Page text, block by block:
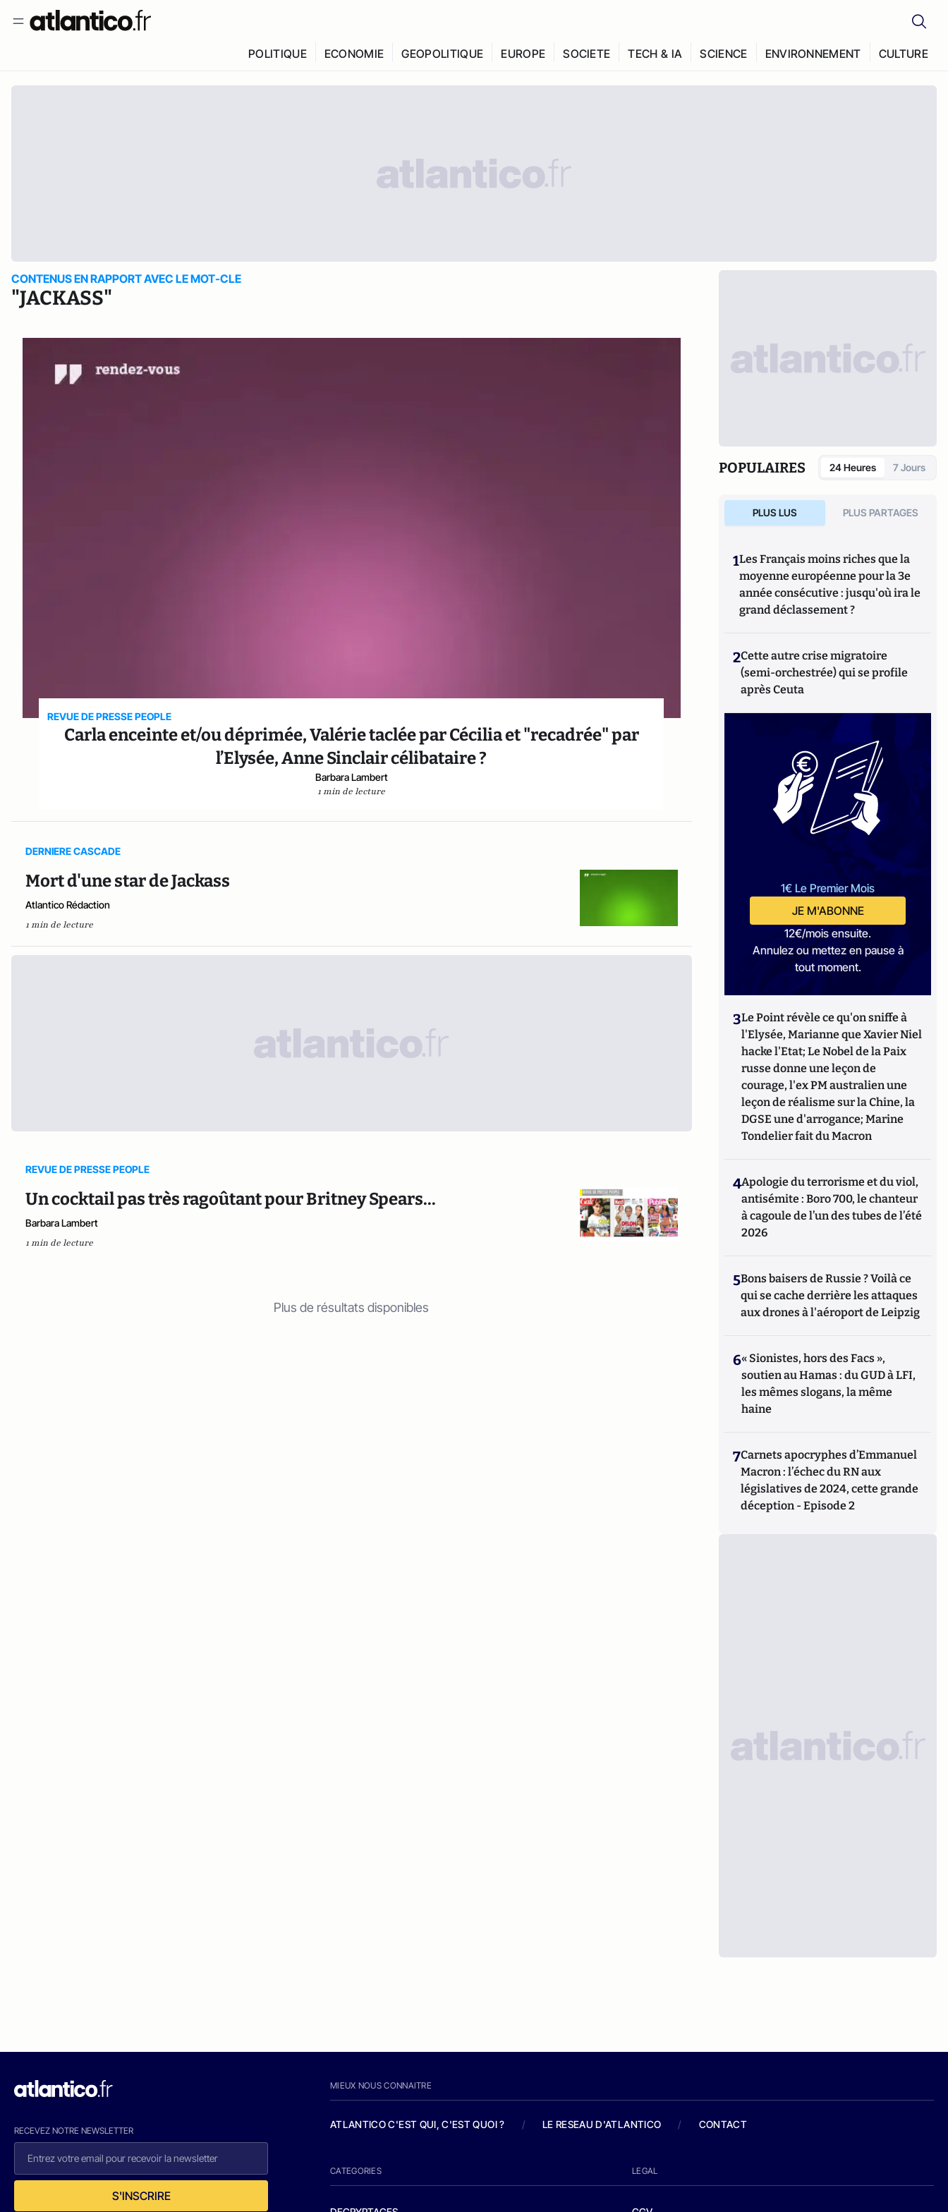
POLITIQUE ECONOMIE GEOPOLITIQUE EUROPE SOCIETE TECH & IA SCIENCE ENVIRONNEMENT CULTURE
CONTENUS EN RAPPORT AVEC LE MOT-CLE
"JACKASS"
REVUE DE PRESSE PEOPLE
Carla enceinte et/ou déprimée, Valérie taclée par Cécilia et "recadrée" par
l’Elysée, Anne Sinclair célibataire ?
Barbara Lambert
1 min de lecture
DERNIERE CASCADE
Mort d'une star de Jackass
Atlantico Rédaction
1 min de lecture
REVUE DE PRESSE PEOPLE
Un cocktail pas très ragoûtant pour Britney Spears...
Barbara Lambert
1 min de lecture
Plus de résultats disponibles
POPULAIRES 24 Heures 7 Jours
PLUS LUS PLUS PARTAGES
1Les Français moins riches que la
moyenne européenne pour la 3e
année consécutive : jusqu'où ira le
grand déclassement ?
2Cette autre crise migratoire
(semi-orchestrée) qui se profile
après Ceuta
1€ Le Premier Mois
JE M'ABONNE
12€/mois ensuite.
Annulez ou mettez en pause à
tout moment.
3Le Point révèle ce qu'on sniffe à
l'Elysée, Marianne que Xavier Niel
hacke l'Etat; Le Nobel de la Paix
russe donne une leçon de
courage, l'ex PM australien une
leçon de réalisme sur la Chine, la
DGSE une d'arrogance; Marine
Tondelier fait du Macron
4Apologie du terrorisme et du viol,
antisémite : Boro 700, le chanteur
à cagoule de l’un des tubes de l’été
2026
5Bons baisers de Russie ? Voilà ce
qui se cache derrière les attaques
aux drones à l'aéroport de Leipzig
6« Sionistes, hors des Facs »,
soutien au Hamas : du GUD à LFI,
les mêmes slogans, la même
haine
7Carnets apocryphes d’Emmanuel
Macron : l’échec du RN aux
législatives de 2024, cette grande
déception - Episode 2
RECEVEZ NOTRE NEWSLETTER
S'INSCRIRE
MIEUX NOUS CONNAITRE
ATLANTICO C'EST QUI, C'EST QUOI ? / LE RESEAU D'ATLANTICO / CONTACT
CATEGORIES LEGAL